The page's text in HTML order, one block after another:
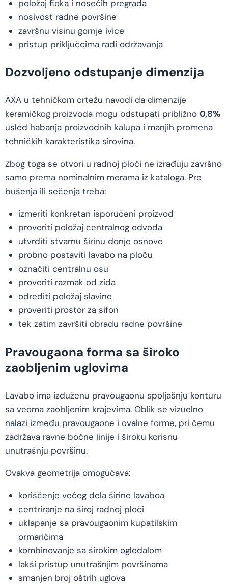
položaj fioka i nosećih pregrada
nosivost radne površine
završnu visinu gornje ivice
pristup priključcima radi održavanja
Dozvoljeno odstupanje dimenzija
AXA u tehničkom crtežu navodi da dimenzije
keramičkog proizvoda mogu odstupati približno 0,8%
usled habanja proizvodnih kalupa i manjih promena
tehničkih karakteristika sirovina.
Zbog toga se otvori u radnoj ploči ne izrađuju završno
samo prema nominalnim merama iz kataloga. Pre
bušenja ili sečenja treba:
izmeriti konkretan isporučeni proizvod
proveriti položaj centralnog odvoda
utvrditi stvarnu širinu donje osnove
probno postaviti lavabo na ploču
označiti centralnu osu
proveriti razmak od zida
odrediti položaj slavine
proveriti prostor za sifon
tek zatim završiti obradu radne površine
Pravougaona forma sa široko
zaobljenim uglovima
Lavabo ima izduženu pravougaonu spoljašnju konturu
sa veoma zaobljenim krajevima. Oblik se vizuelno
nalazi između pravougaone i ovalne forme, pri čemu
zadržava ravne bočne linije i široku korisnu
unutrašnju površinu.
Ovakva geometrija omogućava:
korišćenje većeg dela širine lavaboa
centriranje na široj radnoj ploči
uklapanje sa pravougaonim kupatilskim
ormarićima
kombinovanje sa širokim ogledalom
lakši pristup unutrašnjim površinama
smanjen broj oštrih uglova